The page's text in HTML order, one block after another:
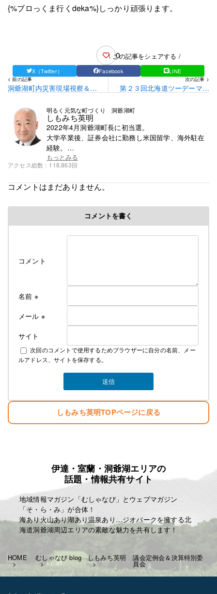
{%ブロっくま行くdeka%}しっかり頑張ります。
0
\ この記事をシェアする /
X（Twitter） Facebook LINE
< 前の記事
洞爺湖町内災害現場視察＆歓
次の記事 >
第２３回北海道ツーデーマー
明るく元気な町づくり 洞爺湖町
しもみち英明
2022年4月洞爺湖町長に初当選。
大学卒業後、証券会社に勤務し米国留学、海外駐在
経験。
帰国後、札幌市で学習塾を13年間経営。
30年ぶりに地元に戻り町議会議員とバス会社の二刀
1985年成城大学経済学部卒。
もっとみる
アクセス総数 118,863回
コメントはまだありません。
コメントを書く
コメント
名前 ※
メール ※
サイト
次回のコメントで使用するためブラウザーに自分の名前、メー
ルアドレス、サイトを保存する。
しもみち英明TOPページに戻る
伊達・室蘭・洞爺湖エリアの
話題・情報共有サイト
地域情報マガジン「むしゃなび」とウェブマガジン
「そ・ら・み」が合体！
海あり火山あり湖あり温泉あり…ジオパークを擁する北
海道洞爺湖周辺エリアの素敵な魅力を共有します！
HOME むしゃなび blog しもみち英明 議会定例会＆決算特別委
員会